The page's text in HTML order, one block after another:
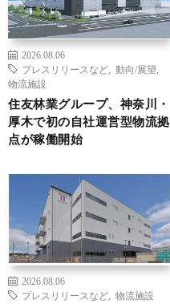
2026.08.06
プレスリリースなど
動向/展望
物流施設
住友林業グループ、神奈川・
厚木で初の自社運営型物流拠
点が稼働開始
2026.08.06
プレスリリースなど
物流施設